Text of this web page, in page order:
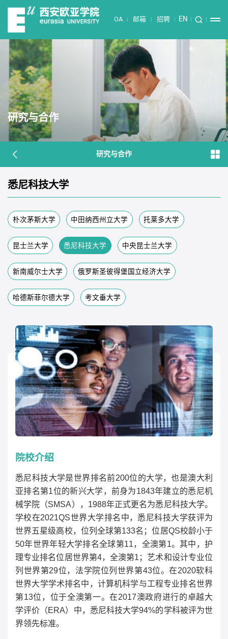
OA 邮箱 招聘 EN
研究与合作
研究与合作
悉尼科技大学
朴次茅斯大学 中田纳西州立大学 托莱多大学
昆士兰大学 悉尼科技大学 中央昆士兰大学
新南威尔士大学 俄罗斯圣彼得堡国立经济大学
哈德斯菲尔德大学 考文垂大学
院校介绍
悉尼科技大学是世界排名前200位的大学，也是澳大利
亚排名第1位的新兴大学，前身为1843年建立的悉尼机
械学院（SMSA）， 1988年正式更名为悉尼科技大学。
学校在2021QS世界大学排名中，悉尼科技大学获评为
世界五星级高校，位列全球第133名；位居QS校龄小于
50年世界年轻大学排名全球第11，全澳第1。其中，护
理专业排名位居世界第4，全澳第1 ；艺术和设计专业位
列世界第29位，法学院位列世界第43位。在2020软科
世界大学学术排名中，计算机科学与工程专业排名世界
第13位，位于全澳第一。在2017澳政府进行的卓越大
学评价（ERA）中，悉尼科技大学94%的学科被评为世
界领先标准。